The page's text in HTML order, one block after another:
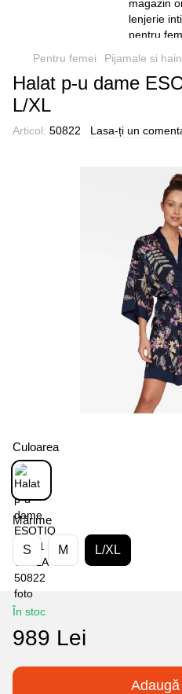
Pentru femei Pijamale si
Halat p-u dame
L/XL
Articol: 50822 Lasa-ți un
Culoarea
Mărime
S M L/XL
În stoc
989 Lei